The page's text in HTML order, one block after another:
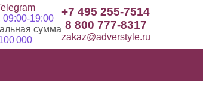
09:00-19:00
сумма
000
+7 495 255-7514
8 800 777-8317
zakaz@adverstyle.ru